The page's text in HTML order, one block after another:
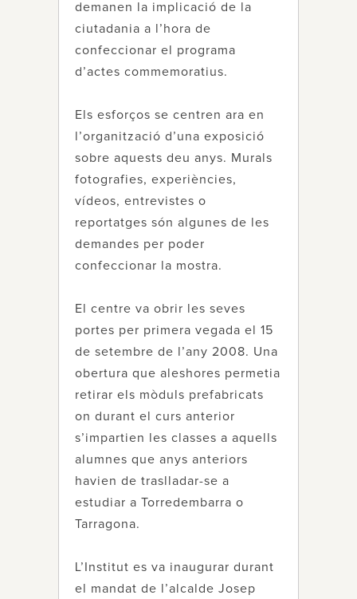
demanen la implicació de la
ciutadania a l’hora de
confeccionar el programa
d’actes commemoratius.
Els esforços se centren ara en
l’organització d’una exposició
sobre aquests deu anys. Murals
fotografies, experiències,
vídeos, entrevistes o
reportatges són algunes de les
demandes per poder
confeccionar la mostra.
El centre va obrir les seves
portes per primera vegada el 15
de setembre de l’any 2008. Una
obertura que aleshores permetia
retirar els mòduls prefabricats
on durant el curs anterior
s’impartien les classes a aquells
alumnes que anys anteriors
havien de traslladar-se a
estudiar a Torredembarra o
Tarragona.
L’Institut es va inaugurar durant
el mandat de l’alcalde Josep